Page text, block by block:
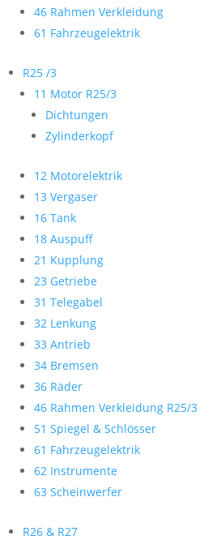
46 Rahmen Verkleidung
61 Fahrzeugelektrik
R25 /3
11 Motor R25/3
Dichtungen
Zylinderkopf
12 Motorelektrik
13 Vergaser
16 Tank
18 Auspuff
21 Kupplung
23 Getriebe
31 Telegabel
32 Lenkung
33 Antrieb
34 Bremsen
36 Räder
46 Rahmen Verkleidung R25/3
51 Spiegel & Schlösser
61 Fahrzeugelektrik
62 Instrumente
63 Scheinwerfer
R26 & R27